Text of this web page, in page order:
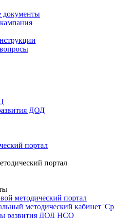
документы
ДОД
портал
портал
методический портал
методический кабинет
развития ДОД НСО